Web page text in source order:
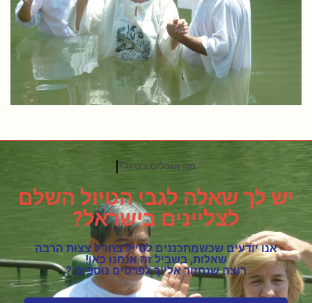
האם יש מסלולים מאתגרים ?
יש לך שאלה לגבי הטיול השלם
לצליינים בישראל?
אנו יודעים שכשמתכננים לטייל בחו"ל צצות הרבה
שאלות, בשביל זה אנחנו כאן!
רוצה שנחזור אלייך לפרטים נוספים ?